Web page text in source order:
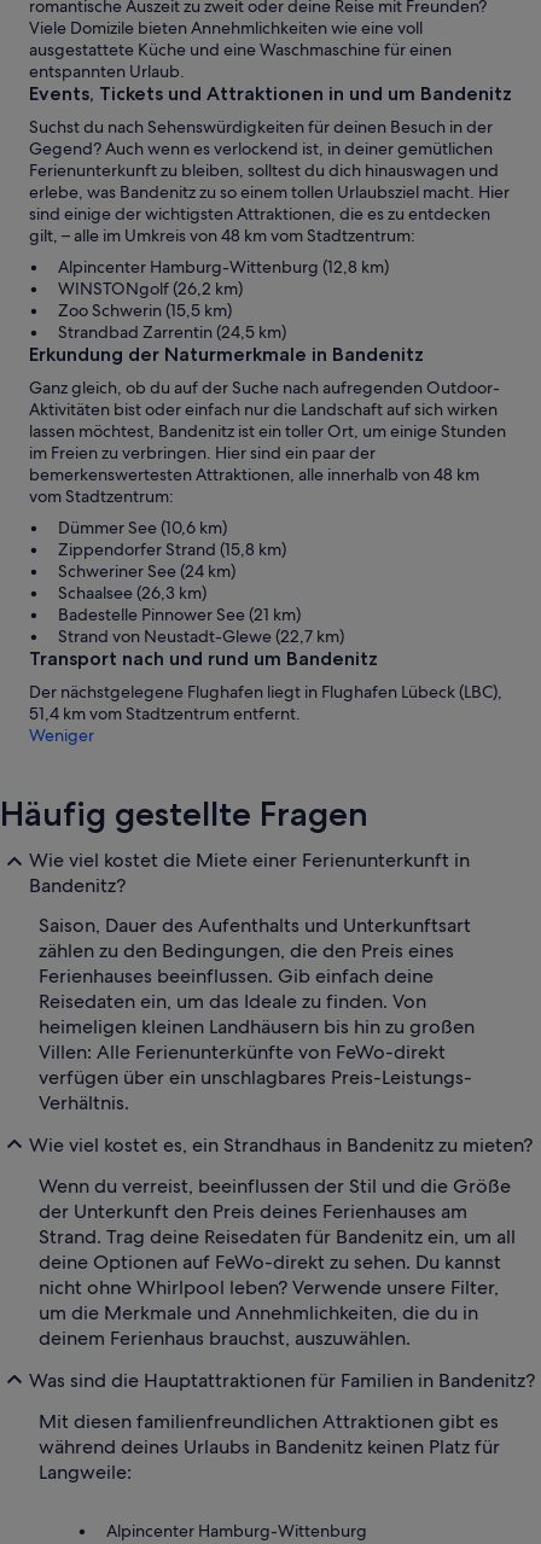
romantische Auszeit zu zweit oder deine Reise mit Freunden?
Viele Domizile bieten Annehmlichkeiten wie eine voll
ausgestattete Küche und eine Waschmaschine für einen
entspannten Urlaub.
Events, Tickets und Attraktionen in und um Bandenitz
Suchst du nach Sehenswürdigkeiten für deinen Besuch in der
Gegend? Auch wenn es verlockend ist, in deiner gemütlichen
Ferienunterkunft zu bleiben, solltest du dich hinauswagen und
erlebe, was Bandenitz zu so einem tollen Urlaubsziel macht. Hier
sind einige der wichtigsten Attraktionen, die es zu entdecken
gilt, – alle im Umkreis von 48 km vom Stadtzentrum:
Alpincenter Hamburg-Wittenburg (12,8 km)
WINSTONgolf (26,2 km)
Zoo Schwerin (15,5 km)
Strandbad Zarrentin (24,5 km)
Erkundung der Naturmerkmale in Bandenitz
Ganz gleich, ob du auf der Suche nach aufregenden Outdoor-
Aktivitäten bist oder einfach nur die Landschaft auf sich wirken
lassen möchtest, Bandenitz ist ein toller Ort, um einige Stunden
im Freien zu verbringen. Hier sind ein paar der
bemerkenswertesten Attraktionen, alle innerhalb von 48 km
vom Stadtzentrum:
Dümmer See (10,6 km)
Zippendorfer Strand (15,8 km)
Schweriner See (24 km)
Schaalsee (26,3 km)
Badestelle Pinnower See (21 km)
Strand von Neustadt-Glewe (22,7 km)
Transport nach und rund um Bandenitz
Der nächstgelegene Flughafen liegt in Flughafen Lübeck (LBC),
51,4 km vom Stadtzentrum entfernt.
Weniger
Häufig gestellte Fragen
Wie viel kostet die Miete einer Ferienunterkunft in
Bandenitz?
Saison, Dauer des Aufenthalts und Unterkunftsart
zählen zu den Bedingungen, die den Preis eines
Ferienhauses beeinflussen. Gib einfach deine
Reisedaten ein, um das Ideale zu finden. Von
heimeligen kleinen Landhäusern bis hin zu großen
Villen: Alle Ferienunterkünfte von FeWo-direkt
verfügen über ein unschlagbares Preis-Leistungs-
Verhältnis.
Wie viel kostet es, ein Strandhaus in Bandenitz zu mieten?
Wenn du verreist, beeinflussen der Stil und die Größe
der Unterkunft den Preis deines Ferienhauses am
Strand. Trag deine Reisedaten für Bandenitz ein, um all
deine Optionen auf FeWo-direkt zu sehen. Du kannst
nicht ohne Whirlpool leben? Verwende unsere Filter,
um die Merkmale und Annehmlichkeiten, die du in
deinem Ferienhaus brauchst, auszuwählen.
Was sind die Hauptattraktionen für Familien in Bandenitz?
Mit diesen familienfreundlichen Attraktionen gibt es
während deines Urlaubs in Bandenitz keinen Platz für
Langweile:
Alpincenter Hamburg-Wittenburg